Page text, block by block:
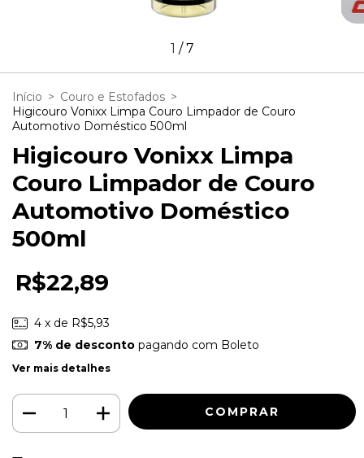
1 /7
Início > Couro e Estofados >
Higicouro Vonixx Limpa Couro Limpador de Couro
Automotivo Doméstico 500ml
Higicouro Vonixx Limpa
Couro Limpador de Couro
Automotivo Doméstico
500ml
R$22,89
4 x de R$5,93
7% de descontopagando com Boleto
Ver mais detalhes